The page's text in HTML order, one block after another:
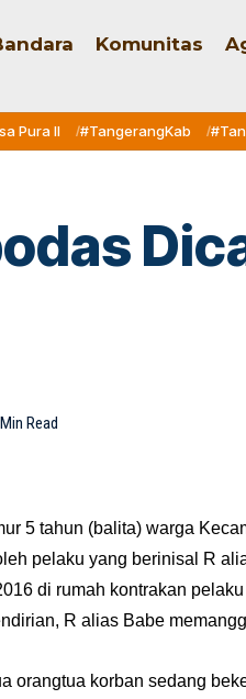
Komunitas
Pura II #TangerangKab
Read
5 tahun (balita) warga
pelaku yang berinisal R
di rumah kontrakan
R alias Babe
orangtua korban sedang